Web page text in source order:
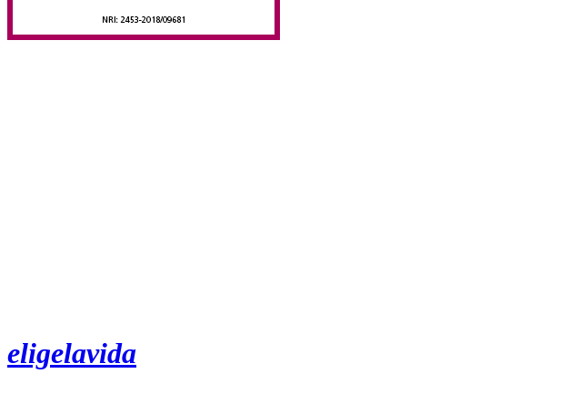
eligelavida